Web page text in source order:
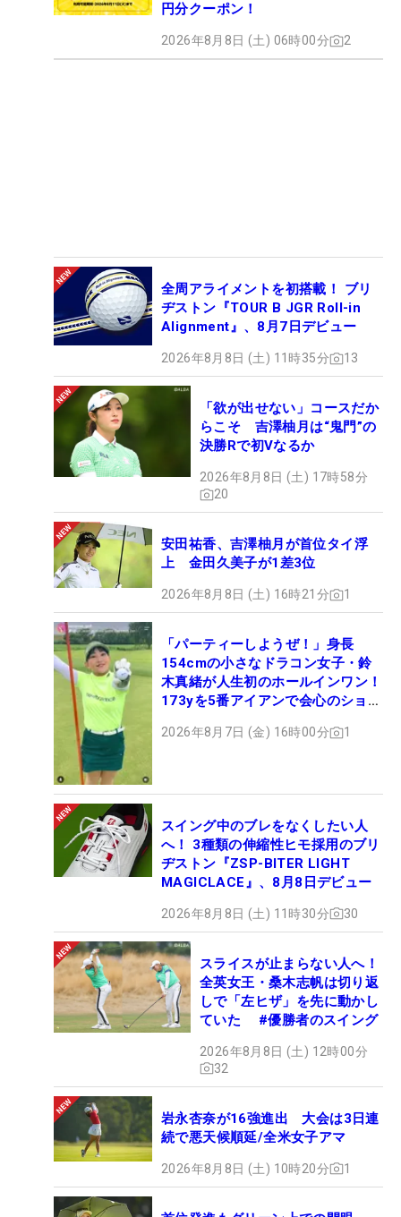
円分クーポン！
2026年8月8日 (土) 06時00分 2
全周アライメントを初搭載！ ブリ
ヂストン『TOUR B JGR Roll-in
Alignment』、8月7日デビュー
2026年8月8日 (土) 11時35分 13
「欲が出せない」コースだか
らこそ 吉澤柚月は“鬼門”の
決勝Rで初Vなるか
2026年8月8日 (土) 17時58分
20
安田祐香、吉澤柚月が首位タイ浮
上 金田久美子が1差3位
2026年8月8日 (土) 16時21分 1
「パーティーしようぜ！」身長
154cmの小さなドラコン女子・鈴
木真緒が人生初のホールインワン！
173yを5番アイアンで会心のショッ
2026年8月7日 (金) 16時00分 1
スイング中のブレをなくしたい人
へ！ 3種類の伸縮性ヒモ採用のブリ
ヂストン『ZSP-BITER LIGHT
MAGICLACE』、8月8日デビュー
2026年8月8日 (土) 11時30分 30
スライスが止まらない人へ！
全英女王・桑木志帆は切り返
しで「左ヒザ」を先に動かし
ていた #優勝者のスイング
2026年8月8日 (土) 12時00分
32
岩永杏奈が16強進出 大会は3日連
続で悪天候順延/全米女子アマ
2026年8月8日 (土) 10時20分 1